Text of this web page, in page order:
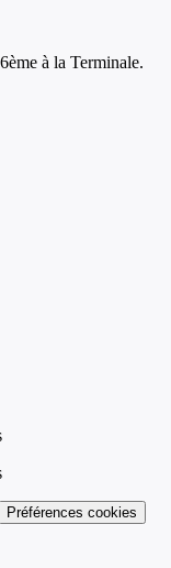
à la Terminale.
Préférences cookies